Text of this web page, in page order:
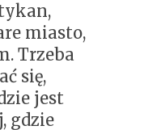
miasto,
Trzeba
się,
jest
gdzie